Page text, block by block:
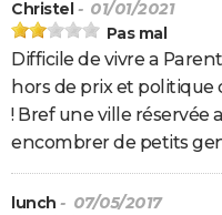
Christel - 01/01/2021
Pas mal
Difficile de vivre a
hors de prix et
! Bref une ville réservée
encombrer de petits
lunch - 07/05/2017